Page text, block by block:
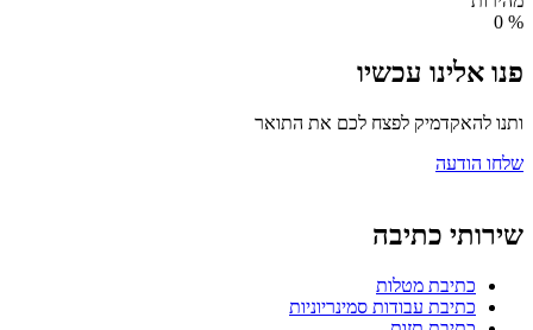
%
0
פנו אלינו עכשיו
ותנו להאקדמיק לפצח לכם את התואר
שלחו הודעה
שירותי כתיבה
כתיבת מטלות
כתיבת עבודות סמינריוניות